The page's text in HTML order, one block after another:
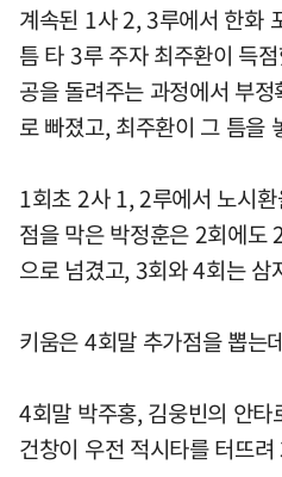
계속된 1사 2, 3루에서 한화
틈 타 3루 주자 최주환이 득
공을 돌려주는 과정에서 부
로 빠졌고, 최주환이 그 틈을
1회초 2사 1, 2루에서 노시
점을 막은 박정훈은 2회에도
으로 넘겼고, 3회와 4회는 삼
키움은 4회말 추가점을 뽑는
4회말 박주홍, 김웅빈의 안
건창이 우전 적시타를 터뜨